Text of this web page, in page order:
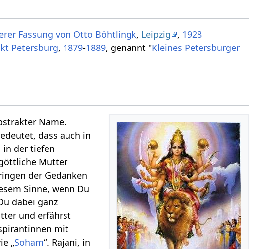
Fassung von Otto Böhtlingk, Leipzig , 1928
Petersburg, 1879-1889, genannt "Kleines Petersburger
Name.
dass auch in
in der tiefen
Mutter
der Gedanken
Sinne, wenn Du
dabei ganz
und erfährst
mit
„Soham“. Rajani, in